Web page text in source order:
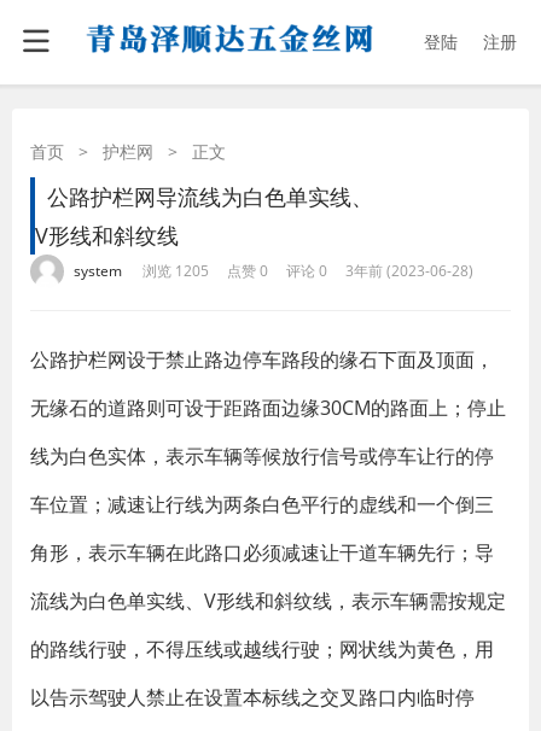
登陆 注册
首页 > 护栏网 > 正文
公路护栏网导流线为白色单实线、
V形线和斜纹线
system 浏览 1205 点赞 0 评论 0 3年前 (2023-06-28)
公路护栏网设于禁止路边停车路段的缘石下面及顶面，
无缘石的道路则可设于距路面边缘30CM的路面上；停止
线为白色实体，表示车辆等候放行信号或停车让行的停
车位置；减速让行线为两条白色平行的虚线和一个倒三
角形，表示车辆在此路口必须减速让干道车辆先行；导
流线为白色单实线、V形线和斜纹线，表示车辆需按规定
的路线行驶，不得压线或越线行驶；网状线为黄色，用
以告示驾驶人禁止在设置本标线之交叉路口内临时停